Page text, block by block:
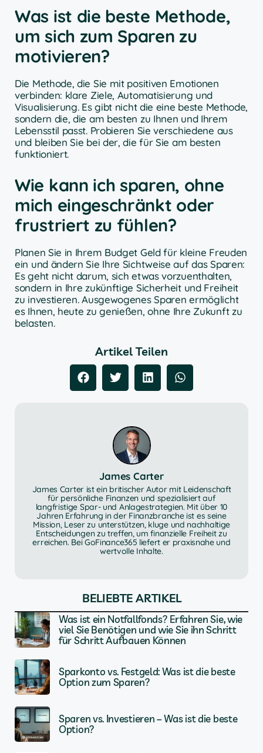
Was ist die beste Methode,
um sich zum Sparen zu
motivieren?
Die Methode, die Sie mit positiven Emotionen
verbinden: klare Ziele, Automatisierung und
Visualisierung. Es gibt nicht die eine beste Methode,
sondern die, die am besten zu Ihnen und Ihrem
Lebensstil passt. Probieren Sie verschiedene aus
und bleiben Sie bei der, die für Sie am besten
funktioniert.
Wie kann ich sparen, ohne
mich eingeschränkt oder
frustriert zu fühlen?
Planen Sie in Ihrem Budget Geld für kleine Freuden
ein und ändern Sie Ihre Sichtweise auf das Sparen:
Es geht nicht darum, sich etwas vorzuenthalten,
sondern in Ihre zukünftige Sicherheit und Freiheit
zu investieren. Ausgewogenes Sparen ermöglicht
es Ihnen, heute zu genießen, ohne Ihre Zukunft zu
belasten.
Artikel Teilen
James Carter
James Carter ist ein britischer Autor mit Leidenschaft
für persönliche Finanzen und spezialisiert auf
langfristige Spar- und Anlagestrategien. Mit über 10
Jahren Erfahrung in der Finanzbranche ist es seine
Mission, Leser zu unterstützen, kluge und nachhaltige
Entscheidungen zu treffen, um finanzielle Freiheit zu
erreichen. Bei GoFinance365 liefert er praxisnahe und
wertvolle Inhalte.
BELIEBTE ARTIKEL
Was ist ein Notfallfonds? Erfahren Sie, wie
viel Sie Benötigen und wie Sie ihn Schritt
für Schritt Aufbauen Können
Sparkonto vs. Festgeld: Was ist die beste
Option zum Sparen?
Sparen vs. Investieren – Was ist die beste
Option?